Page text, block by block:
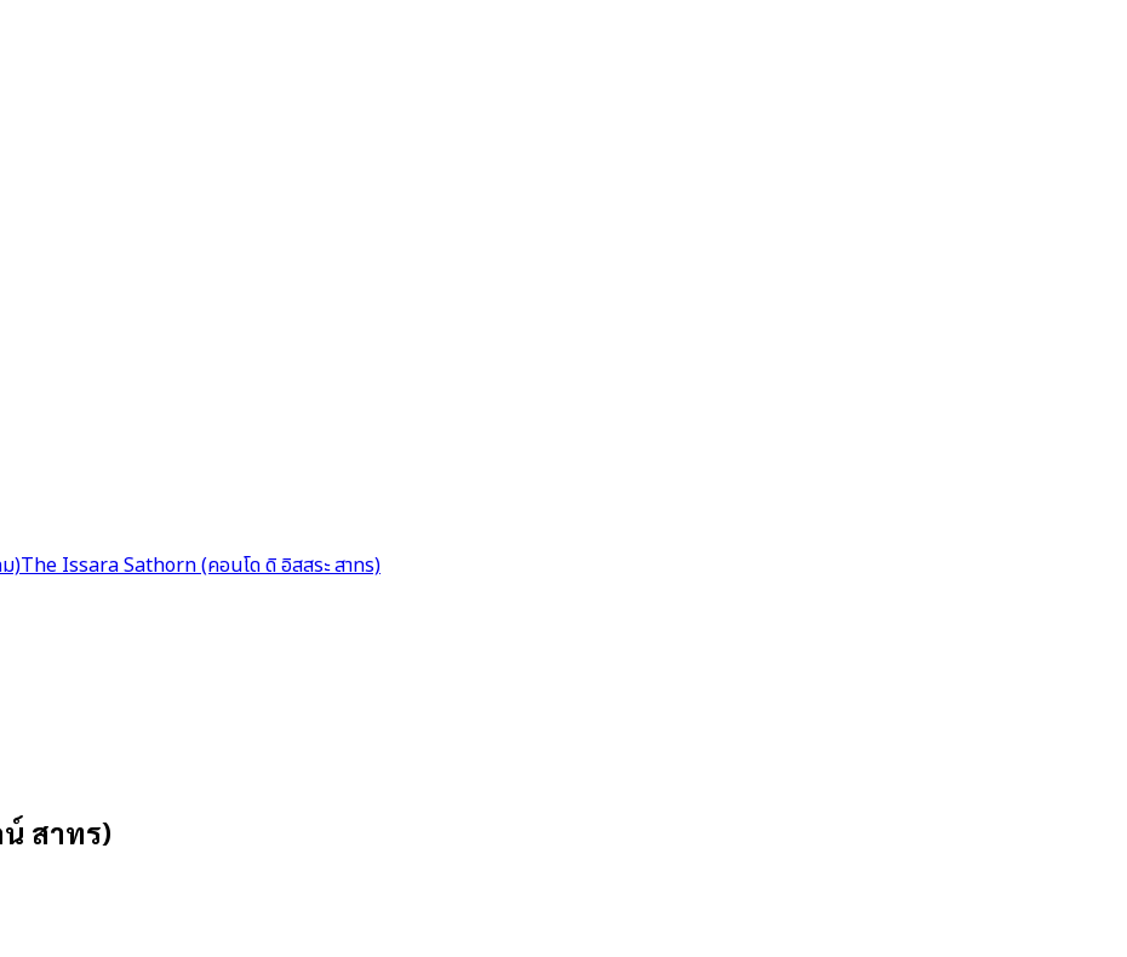
)The Issara Sathorn (คอนโด ดิ อิสสระ สาทร)
น์ สาทร)